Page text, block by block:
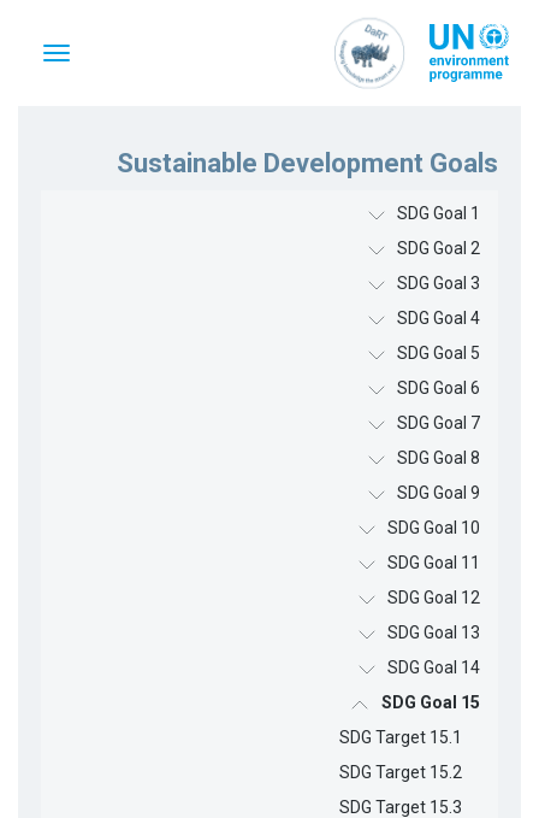
المحتوى
الرئيسي
Toggle
Sustainable Development Goals
SDG Goal 1
SDG Goal 2
SDG Goal 3
SDG Goal 4
SDG Goal 5
SDG Goal 6
SDG Goal 7
SDG Goal 8
SDG Goal 9
SDG Goal 10
SDG Goal 11
SDG Goal 12
SDG Goal 13
SDG Goal 14
SDG Goal 15
SDG Target 15.1
SDG Target 15.2
SDG Target 15.3